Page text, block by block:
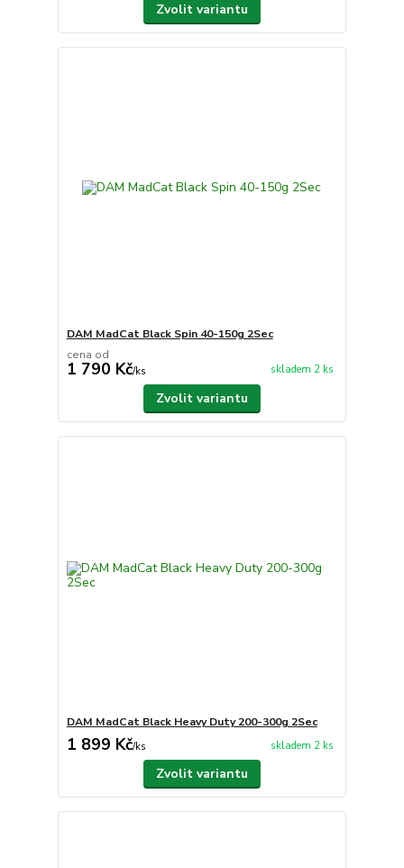
Zvolit variantu
DAM MadCat Black Spin 40-150g 2Sec
cena od
1 790 Kč/ks skladem 2 ks
Zvolit variantu
DAM MadCat Black Heavy Duty 200-300g 2Sec
1 899 Kč/ks skladem 2 ks
Zvolit variantu